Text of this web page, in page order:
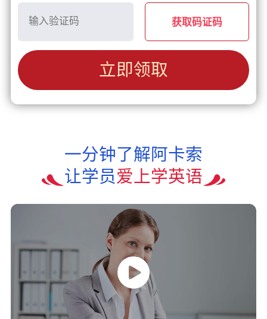
获取码证码
立即领取
一分钟了解阿卡索
让学员爱上学英语